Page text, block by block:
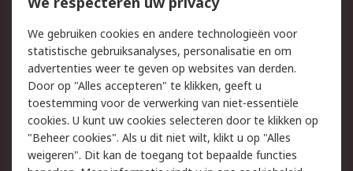
Track & Trace
Wettelijk
Cookiebeleid
Email veiligheid
Privacybeleid
Websitevoorwaarden
Algemene
We gebruiken cookies en andere technologieën voor
statistische gebruiksanalyses, personalisatie en om
advertenties weer te geven op websites van derden.
Door op "Alles accepteren" te klikken, geeft u
toestemming voor de verwerking van niet-essentiële
cookies. U kunt uw cookies selecteren door te klikken op
"Beheer cookies". Als u dit niet wilt, klikt u op "Alles
weigeren". Dit kan de toegang tot bepaalde functies